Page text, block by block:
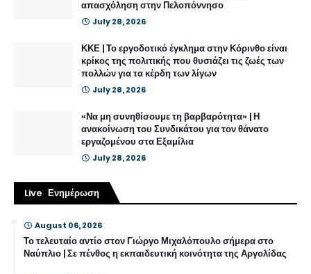
απασχόληση στην Πελοπόννησο
July 28, 2026
ΚΚΕ | Το εργοδοτικό έγκλημα στην Κόρινθο είναι
κρίκος της πολιτικής που θυσιάζει τις ζωές των
πολλών για τα κέρδη των λίγων
July 28, 2026
«Να μη συνηθίσουμε τη βαρβαρότητα» | Η
ανακοίνωση του Συνδικάτου για τον θάνατο
εργαζομένου στα Εξαμίλια
July 28, 2026
Live Ενημέρωση
August 06, 2026
Το τελευταίο αντίο στον Γιώργο Μιχαλόπουλο σήμερα στο
Ναύπλιο | Σε πένθος η εκπαιδευτική κοινότητα της Αργολίδας